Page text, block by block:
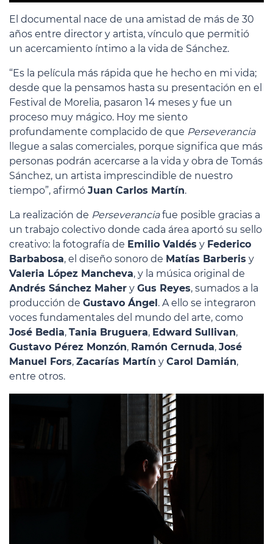
El documental nace de una amistad de más de 30
años entre director y artista, vínculo que permitió
un acercamiento íntimo a la vida de Sánchez.
“Es la película más rápida que he hecho en mi vida;
desde que la pensamos hasta su presentación en el
Festival de Morelia, pasaron 14 meses y fue un
proceso muy mágico. Hoy me siento
profundamente complacido de que Perseverancia
llegue a salas comerciales, porque significa que más
personas podrán acercarse a la vida y obra de Tomás
Sánchez, un artista imprescindible de nuestro
tiempo”, afirmó Juan Carlos Martín.
La realización de Perseveranciafue posible gracias a
un trabajo colectivo donde cada área aportó su sello
creativo: la fotografía de Emilio Valdés y Federico
Barbabosa, el diseño sonoro de Matías Barberis y
Valeria López Mancheva, y la música original de
Andrés Sánchez Maher y Gus Reyes, sumados a la
producción de Gustavo Ángel. A ello se integraron
voces fundamentales del mundo del arte, como
José Bedia, Tania Bruguera, Edward Sullivan,
Gustavo Pérez Monzón, Ramón Cernuda, José
Manuel Fors, Zacarías Martín y Carol Damián,
entre otros.